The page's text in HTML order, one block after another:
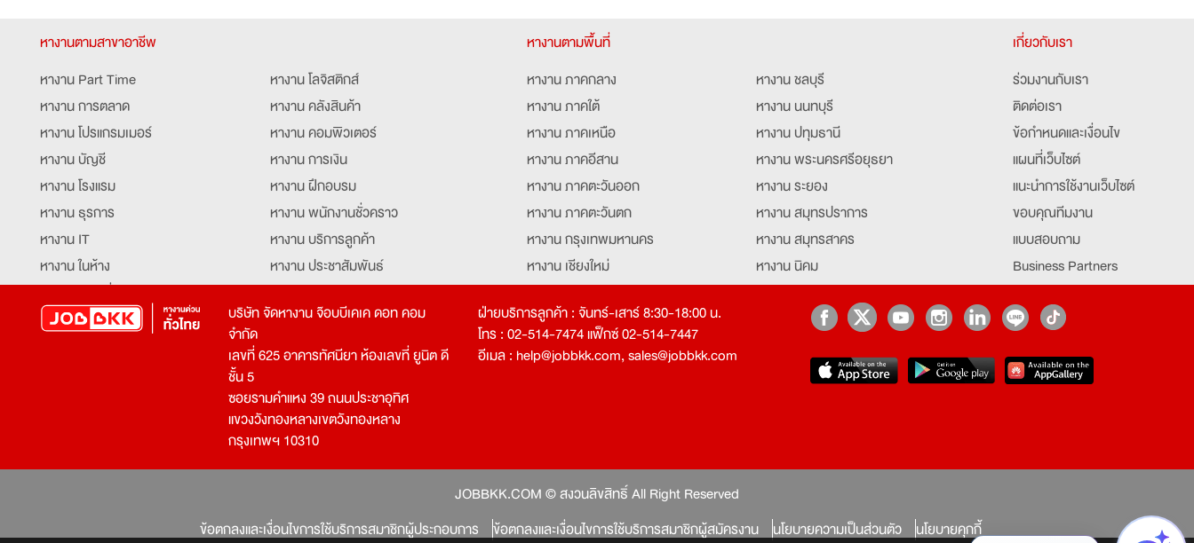
หางานตามสาขาอาชีพ
หางาน Part Time
หางาน การตลาด
หางาน โปรแกรมเมอร์
หางาน บัญชี
หางาน โรงแรม
หางาน ธุรการ
หางาน IT
หางาน ในห้าง
หางาน ท่องเที่ยว
หางาน จัดซื้อ
หางาน เจ้าหน้าที่รักษาความปลอดภัย
โปรแกรมเมอร์
หางาน โลจิสติกส์
หางาน คลังสินค้า
หางาน คอมพิวเตอร์
หางาน การเงิน
หางาน ฝึกอบรม
หางาน พนักงานชั่วคราว
หางาน บริการลูกค้า
หางาน ประชาสัมพันธ์
หางาน รับโทรศัพท์
หางาน ประสานงาน
หางาน จองตั๋ว
หางาน กุ๊ก
หางาน นักศึกษาฝึกงาน
หางาน Mobile Application
Developer
บริการสรรหาพนักงาน
หางานตามพื้นที่
หางาน ภาคกลาง
หางาน ภาคใต้
หางาน ภาคเหนือ
หางาน ภาคอีสาน
หางาน ภาคตะวันออก
หางาน ภาคตะวันตก
หางาน กรุงเทพมหานคร
หางาน เชียงใหม่
หางาน ฉะเชิงเทรา
หางาน ชลบุรี
หางาน นนทบุรี
หางาน ปทุมธานี
หางาน พระนครศรีอยุธยา
หางาน ระยอง
หางาน สมุทรปราการ
หางาน สมุทรสาคร
หางาน นิคม
หางานอยุธยา
เกี่ยวกับเรา
ร่วมงานกับเรา
ติดต่อเรา
ข้อกำหนดและเงื่อนไข
แผนที่เว็บไซต์
แนะนำการใช้งานเว็บไซต์
ขอบคุณทีมงาน
แบบสอบถาม
Business Partners
Partner มหาวิทยาลัย
Job Index
job
บริษัท จัดหางาน จ๊อบบีเคเค ดอท คอม
จำกัด
เลขที่ 625 อาคารทัศนียา ห้องเลขที่ ยูนิต ดี
ชั้น 5
ซอยรามคำแหง 39 ถนนประชาอุทิศ
แขวงวังทองหลางเขตวังทองหลาง
กรุงเทพฯ 10310
ฝ่ายบริการลูกค้า : จันทร์-เสาร์ 8:30-18:00 น.
โทร : 02-514-7474 แฟ็กซ์ 02-514-7447
อีเมล : help@jobbkk.com,sales@jobbkk.com
JOBBKK.COM © สงวนลิขสิทธิ์ All Right Reserved
ข้อตกลงและเงื่อนไขการใช้บริการสมาชิกผู้ประกอบการ
ข้อตกลงและเงื่อนไขการใช้บริการสมาชิกผู้สมัครงาน นโยบายความเป็นส่วนตัว นโยบายคุกกี้